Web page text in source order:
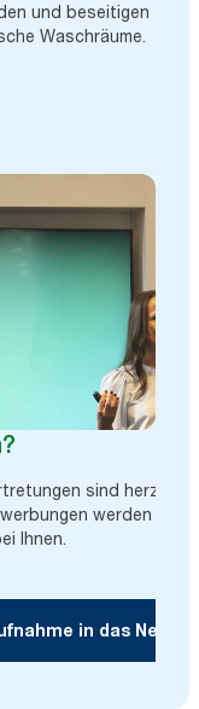
und beseitigen
Waschräume.
sind herzlich
werden
Ihnen.
in das